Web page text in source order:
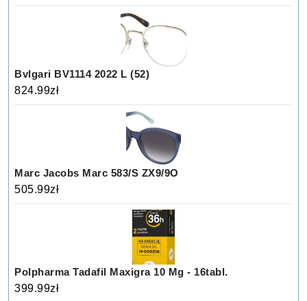
Bvlgari BV1114 2022 L (52)
824.99zł
Marc Jacobs Marc 583/S ZX9/9O
505.99zł
Polpharma Tadafil Maxigra 10 Mg - 16tabl.
399.99zł